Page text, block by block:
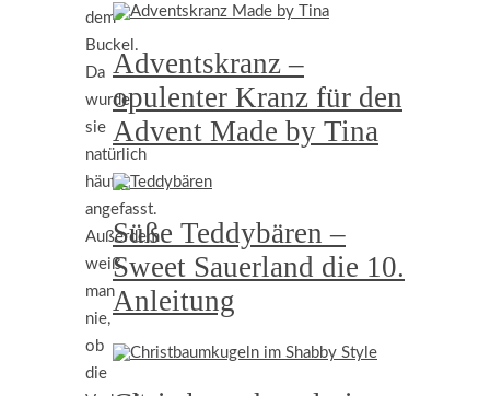
dem
Buckel.
Da
wurde
sie
natürlich
häufig
angefasst.
Außerdem
weiß
man
nie,
ob
die
Adventskranz –
opulenter Kranz für den
Advent Made by Tina
Süße Teddybären –
Sweet Sauerland die 10.
Anleitung